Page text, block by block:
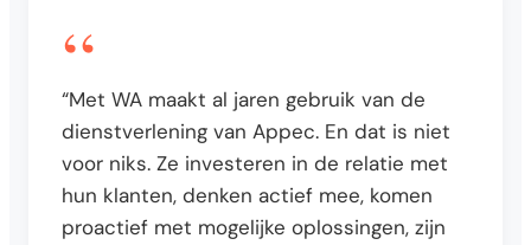
“
“Met WA maakt al jaren gebruik van de
dienstverlening van Appec. En dat is niet
voor niks. Ze investeren in de relatie met
hun klanten, denken actief mee, komen
proactief met mogelijke oplossingen, zijn